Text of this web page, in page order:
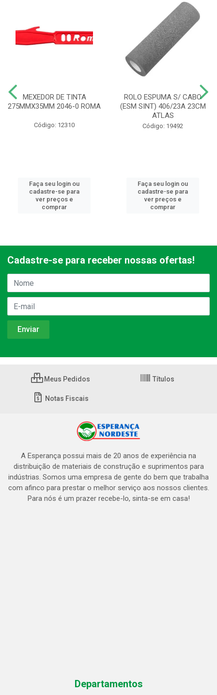
MEXEDOR DE TINTA
275MMX35MM 2046-0 ROMA
Código: 12310
Faça seu login ou
cadastre-se para
ver preços e
comprar
ROLO ESPUMA S/ CABO
(ESM SINT) 406/23A 23CM
ATLAS
Código: 19492
Faça seu login ou
cadastre-se para
ver preços e
comprar
Cadastre-se para receber nossas ofertas!
Meus Pedidos Títulos
Notas Fiscais
A Esperança possui mais de 20 anos de experiência na
distribuição de materiais de construção e suprimentos para
indústrias. Somos uma empresa de gente do bem que trabalha
com afinco para prestar o melhor serviço aos nossos clientes.
Para nós é um prazer recebe-lo, sinta-se em casa!
Departamentos